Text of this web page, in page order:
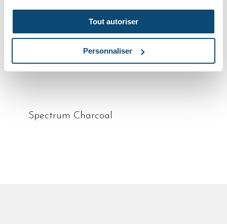
Tout autoriser
Personnaliser
Spectrum Jade
lire la suite
Callisto Caramel
Spectrum Charcoal